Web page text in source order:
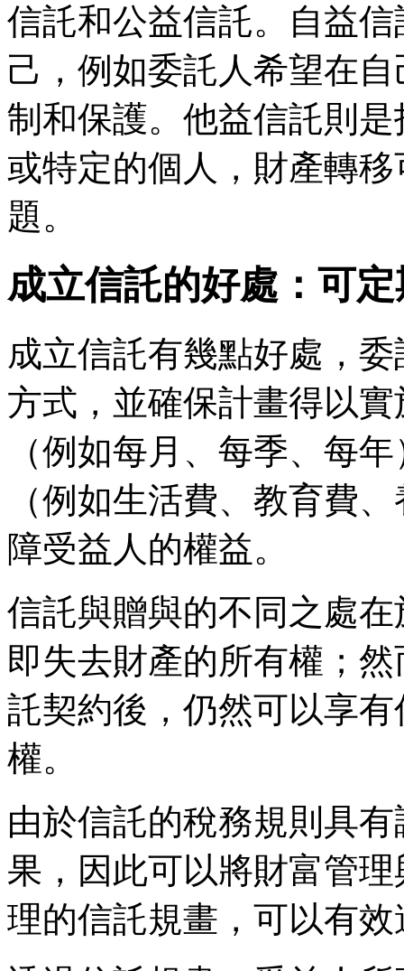
信託和公益信託。自益
己，例如委託人希望在
制和保護。他益信託則
或特定的個人，財產轉
題。
成立信託的好處：可
成立信託有幾點好處，
方式，並確保計畫得以
（例如每月、每季、每
（例如生活費、教育費
障受益人的權益。
信託與贈與的不同之處
即失去財產的所有權；
託契約後，仍然可以享
權。
由於信託的稅務規則具
果，因此可以將財富管
理的信託規畫，可以有